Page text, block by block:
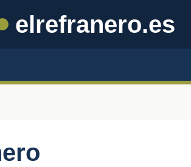
elrefranero.es